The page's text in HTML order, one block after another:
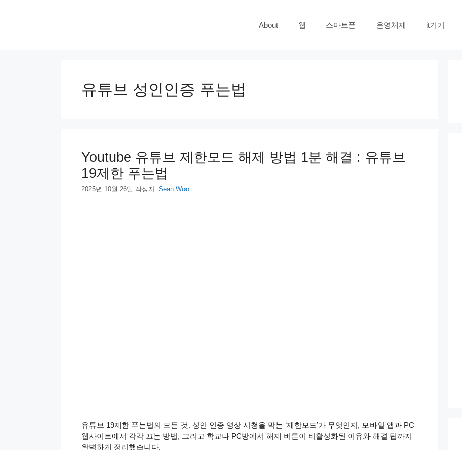
About 웹 스마트폰 운영체제 it기기
유튜브 성인인증 푸는법
Youtube 유튜브 제한모드 해제 방법 1분 해결 : 유튜브
19제한 푸는법
2025년 10월 26일 작성자: Sean Woo
유튜브 19제한 푸는법의 모든 것. 성인 인증 영상 시청을 막는 ‘제한모드’가 무엇인지, 모바일 앱과 PC
웹사이트에서 각각 끄는 방법, 그리고 학교나 PC방에서 해제 버튼이 비활성화된 이유와 해결 팁까지
완벽하게 정리했습니다.